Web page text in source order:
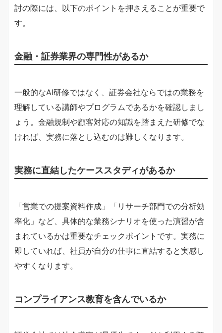
討の際には、以下のポイントを押さえることが重要で
す。
金融・証券業界の専門性があるか
一般的なAI研修ではなく、証券会社ならではの業務を
理解している講師やプログラムであるかを確認しまし
ょう。金融規制や顧客対応の知識を踏まえた研修でな
ければ、実務に落とし込むのは難しくなります。
実務に直結したケーススタディがあるか
「営業での提案資料作成」「リサーチ部門での分析効
率化」など、具体的な業務シナリオを使った演習が含
まれているかは重要なチェックポイントです。実務に
即していれば、社員が自分の仕事に直結すると実感し
やすくなります。
コンプライアンス教育を含んでいるか